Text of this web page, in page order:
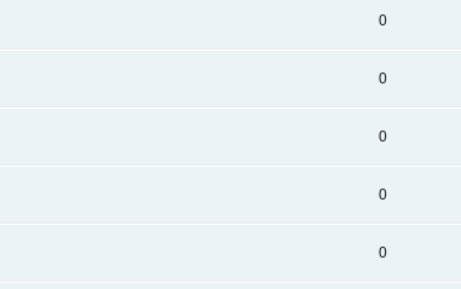
0
0
0
0
0